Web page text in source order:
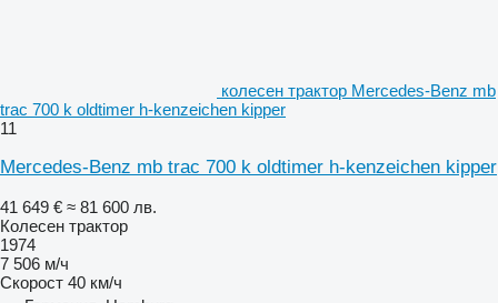
колесен трактор Mercedes-Benz mb
trac 700 k oldtimer h-kenzeichen kipper
11
Mercedes-Benz mb trac 700 k oldtimer h-kenzeichen kipper
41 649 € ≈ 81 600 лв.
Колесен трактор
1974
7 506 м/ч
Скорост 40 км/ч